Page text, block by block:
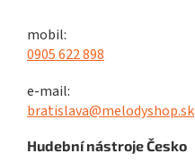
mobil:
0905 622 898
e-mail:
bratislava@melodyshop.sk
Hudební nástroje Česko